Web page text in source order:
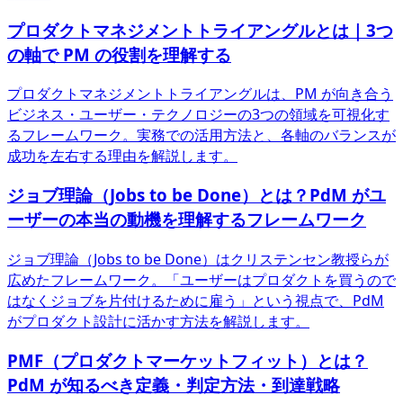
プロダクトマネジメントトライアングルとは｜3つ
の軸で PM の役割を理解する
プロダクトマネジメントトライアングルは、PM が向き合う
ビジネス・ユーザー・テクノロジーの3つの領域を可視化す
るフレームワーク。実務での活用方法と、各軸のバランスが
成功を左右する理由を解説します。
ジョブ理論（Jobs to be Done）とは？PdM がユ
ーザーの本当の動機を理解するフレームワーク
ジョブ理論（Jobs to be Done）はクリステンセン教授らが
広めたフレームワーク。「ユーザーはプロダクトを買うので
はなくジョブを片付けるために雇う」という視点で、PdM
がプロダクト設計に活かす方法を解説します。
PMF（プロダクトマーケットフィット）とは？
PdM が知るべき定義・判定方法・到達戦略